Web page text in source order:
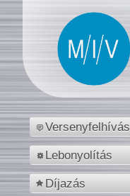
Versenyfelhívás
Lebonyolítás
Díjazás